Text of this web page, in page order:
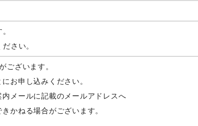
さい。
ございます。
お申し込みください。
メールに記載のメールアドレスへ
かねる場合がございます。